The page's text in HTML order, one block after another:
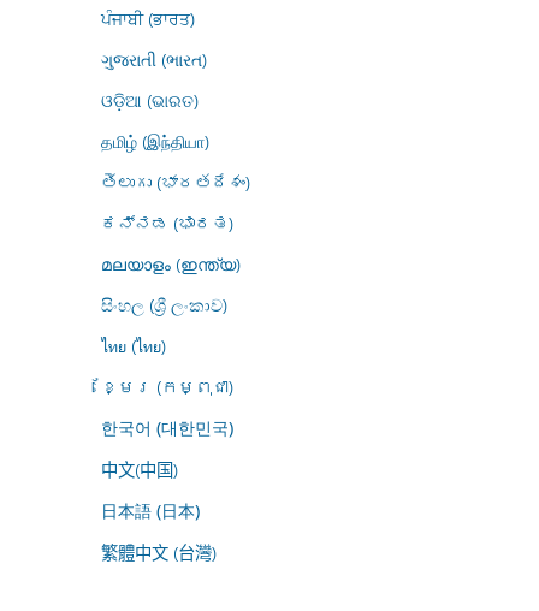
ਪੰਜਾਬੀ (ਭਾਰਤ)
ગુજરાતી (ભારત)
ଓଡ଼ିଆ (ଭାରତ)
தமிழ் (இந்தியா)
తెలుగు (భారతదేశం)
ಕನ್ನಡ (ಭಾರತ)
മലയാളം (ഇന്ത്യ)
සිංහල (ශ්‍රී ලංකාව)
ไทย (ไทย)
ខ្មែរ (កម្ពុជា)
한국어 (대한민국)
中文(中国)
日本語 (日本)
繁體中文 (台灣)